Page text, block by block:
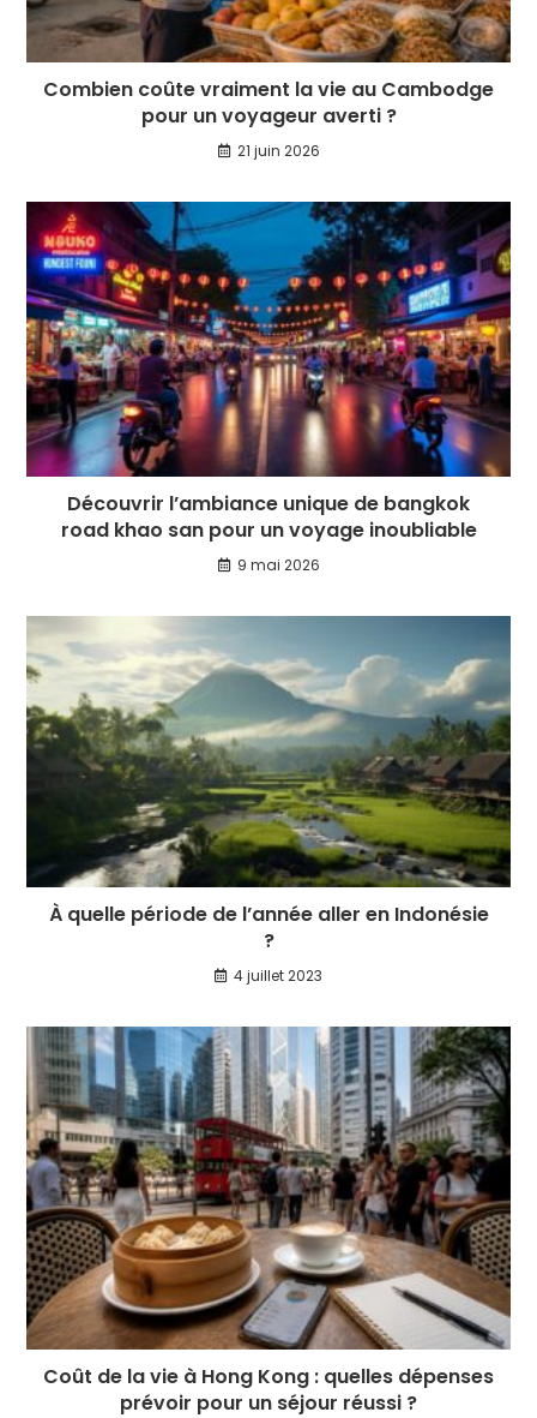
Combien coûte vraiment la vie au Cambodge
pour un voyageur averti ?
21 juin 2026
Découvrir l’ambiance unique de bangkok
road khao san pour un voyage inoubliable
9 mai 2026
À quelle période de l’année aller en Indonésie
?
4 juillet 2023
Coût de la vie à Hong Kong : quelles dépenses
prévoir pour un séjour réussi ?